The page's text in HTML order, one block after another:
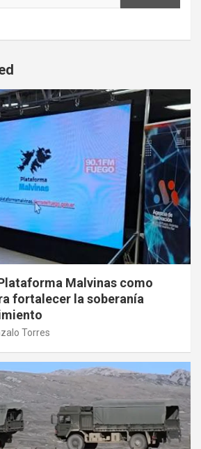
Malvinas como
fortalecer la soberanía
Torres